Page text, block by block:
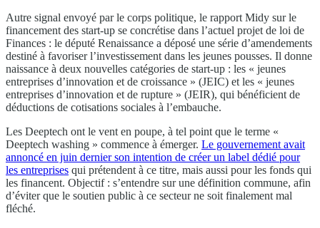
Autre signal envoyé par le corps politique, le rapport Midy sur le
financement des start-up se concrétise dans l’actuel projet de loi de
Finances : le député Renaissance a déposé une série d’amendements
destiné à favoriser l’investissement dans les jeunes pousses. Il donne
naissance à deux nouvelles catégories de start-up : les « jeunes
entreprises d’innovation et de croissance » (JEIC) et les « jeunes
entreprises d’innovation et de rupture » (JEIR), qui bénéficient de
déductions de cotisations sociales à l’embauche.
Les Deeptech ont le vent en poupe, à tel point que le terme «
Deeptech washing » commence à émerger. Le gouvernement avait
annoncé en juin dernier son intention de créer un label dédié pour
les entreprises qui prétendent à ce titre, mais aussi pour les fonds qui
les financent. Objectif : s’entendre sur une définition commune, afin
d’éviter que le soutien public à ce secteur ne soit finalement mal
fléché.